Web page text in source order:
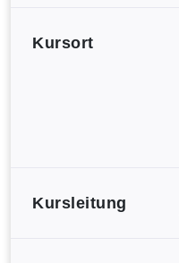
Kursort
Kursleitung